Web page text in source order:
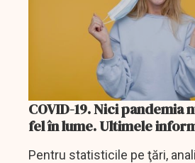
COVID-19. Nici pandemia
fel în lume. Ultimele
Pentru statisticile pe ţări,